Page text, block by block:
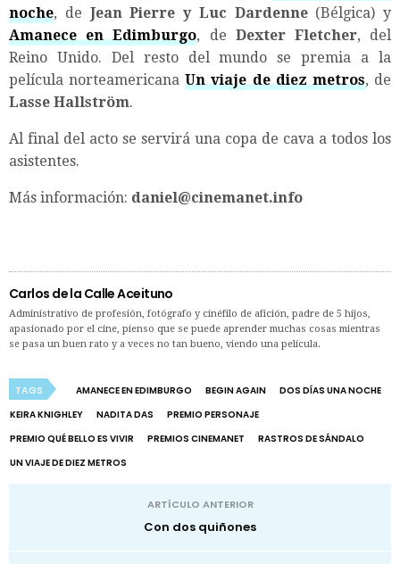
noche, de Jean Pierre y Luc Dardenne(Bélgica) y
Amanece en Edimburgo, de Dexter Fletcher, del
Reino Unido. Del resto del mundo se premia a la
película norteamericanaUn viaje de diez metros, de
Lasse Hallström.
Al final del acto se servirá una copa de cava a todos los
asistentes.
Más información: daniel@cinemanet.info
Carlos de la Calle Aceituno
Administrativo de profesión, fotógrafo y cinéfilo de afición, padre de 5 hijos,
apasionado por el cine, pienso que se puede aprender muchas cosas mientras
se pasa un buen rato y a veces no tan bueno, viendo una película.
TAGS AMANECE EN EDIMBURGO BEGIN AGAIN
DOS DÍAS UNA NOCHE
KEIRA KNIGHLEY
NADITA DAS
PREMIO PERSONAJE
PREMIO QUÉ BELLO ES VIVIR
PREMIOS CINEMANET
RASTROS DE SÁNDALO
UN VIAJE DE DIEZ METROS
ARTÍCULO ANTERIOR
Con dos quiñones